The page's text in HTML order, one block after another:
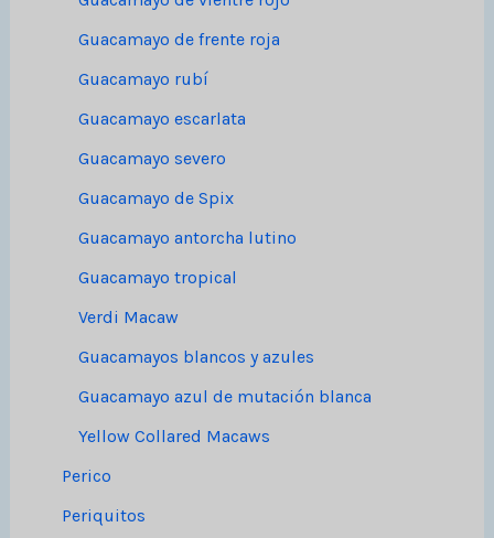
Guacamayo de frente roja
Guacamayo rubí
Guacamayo escarlata
Guacamayo severo
Guacamayo de Spix
Guacamayo antorcha lutino
Guacamayo tropical
Verdi Macaw
Guacamayos blancos y azules
Guacamayo azul de mutación blanca
Yellow Collared Macaws
Perico
Periquitos